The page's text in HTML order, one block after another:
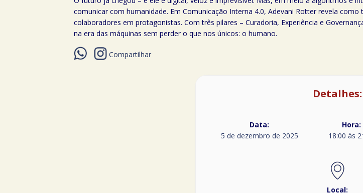
comunicar com humanidade. Em Comunicação Interna 4.0, Adevani Rotter revela
colaboradores em protagonistas. Com três pilares – Curadoria, Experiência e
na era das máquinas sem perder o que nos únicos: o humano.
Compartilhar
Detalhes:
Data:
5 de dezembro de 2025
Hora:
18:00 às
Local: